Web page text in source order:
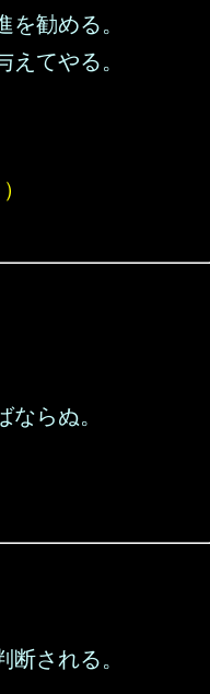
を勧める。
てやる。
）
ならぬ。
される。